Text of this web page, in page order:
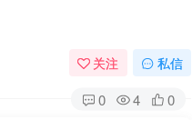
关注 私信
0 4 0